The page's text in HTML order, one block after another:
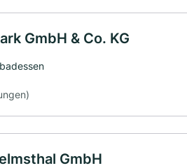
GmbH & Co. KG
GmbH